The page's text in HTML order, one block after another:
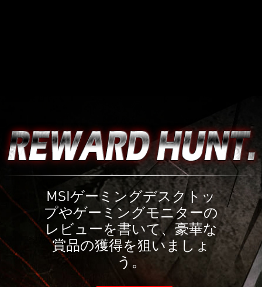
MSIゲーミングデスクトッ
プやゲーミングモニターの
レビューを書いて、豪華な
賞品の獲得を狙いましょ
う。